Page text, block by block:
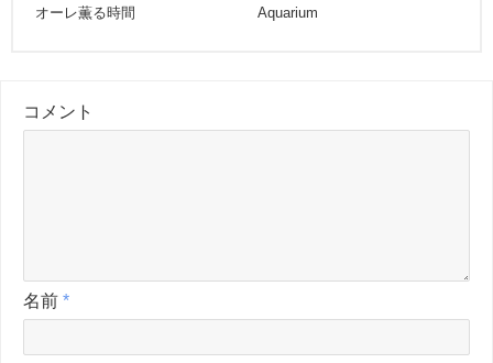
オーレ薫る時間
Aquarium
コメント
名前 *